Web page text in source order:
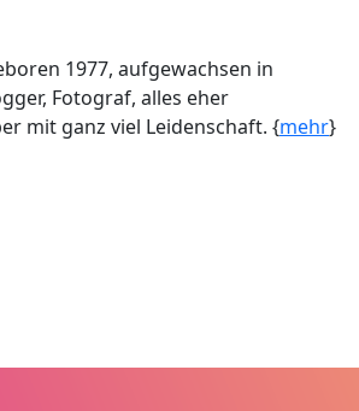
1977, aufgewachsen in
Fotograf, alles eher
mit ganz viel Leidenschaft. {mehr}